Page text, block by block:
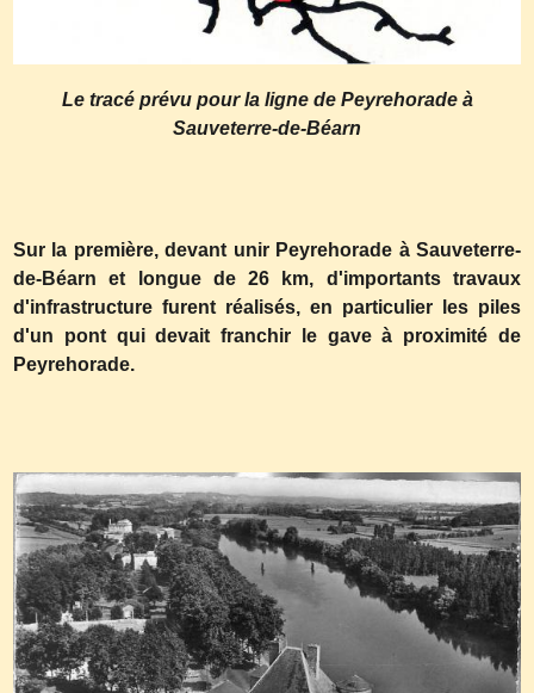
Le tracé prévu pour la ligne de Peyrehorade à
Sauveterre-de-Béarn
Sur la première, devant unir Peyrehorade à Sauveterre-
de-Béarn et longue de 26 km, d'importants travaux
d'infrastructure furent réalisés, en particulier les piles
d'un pont qui devait franchir le gave à proximité de
Peyrehorade.